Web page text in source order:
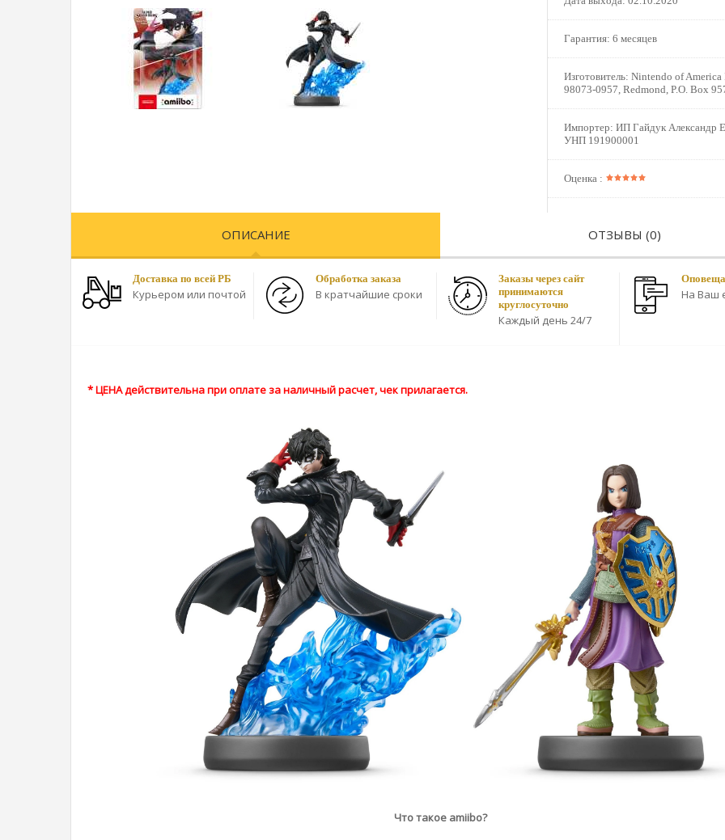
Гарантия: 6 месяцев
Изготовитель: Nintendo of America
98073-0957, Redmond, P.O. Box
Импортер: ИП Гайдук Александр
УНП 191900001
Оценка :
ОПИСАНИЕ ОТЗЫВЫ (0)
Доставка по всей РБ
Курьером или почтой
Обработка заказа
В кратчайшие сроки
Заказы через сайт
принимаются
круглосуточно
Каждый день 24/7
На Ваш
* ЦЕНА действительна при оплате за наличный расчет, чек прилагается.
Что такое amiibo?